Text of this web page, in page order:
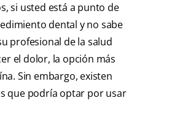
si usted está a punto de
dental y no sabe
profesional de la salud
el dolor, la opción más
Sin embargo, existen
que podría optar por usar